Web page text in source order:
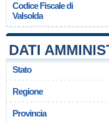
Codice Fiscale di
Valsolda
DATI
Stato
Regione
Provincia